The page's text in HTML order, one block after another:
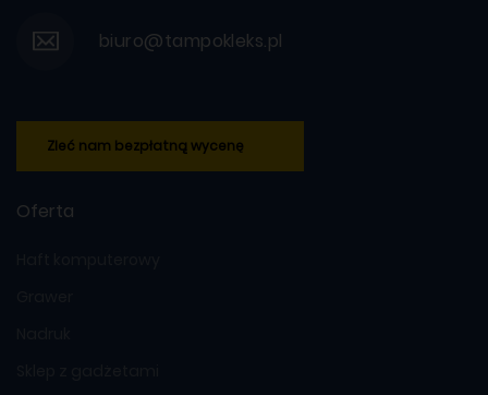
biuro@tampokleks.pl
Zleć nam bezpłatną wycenę
Oferta